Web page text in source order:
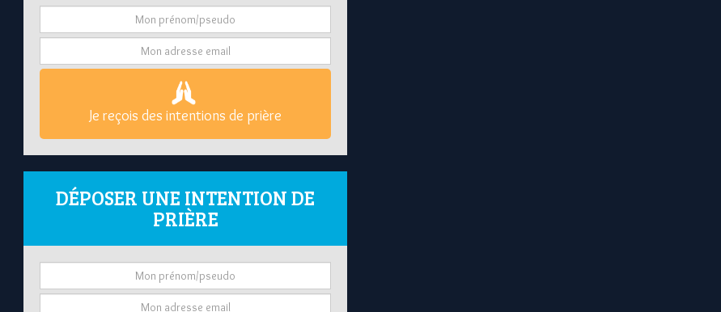
Je reçois des intentions de prière
DÉPOSER UNE INTENTION DE
PRIÈRE